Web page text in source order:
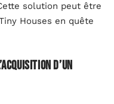
solution peut être
Houses en quête
d’un